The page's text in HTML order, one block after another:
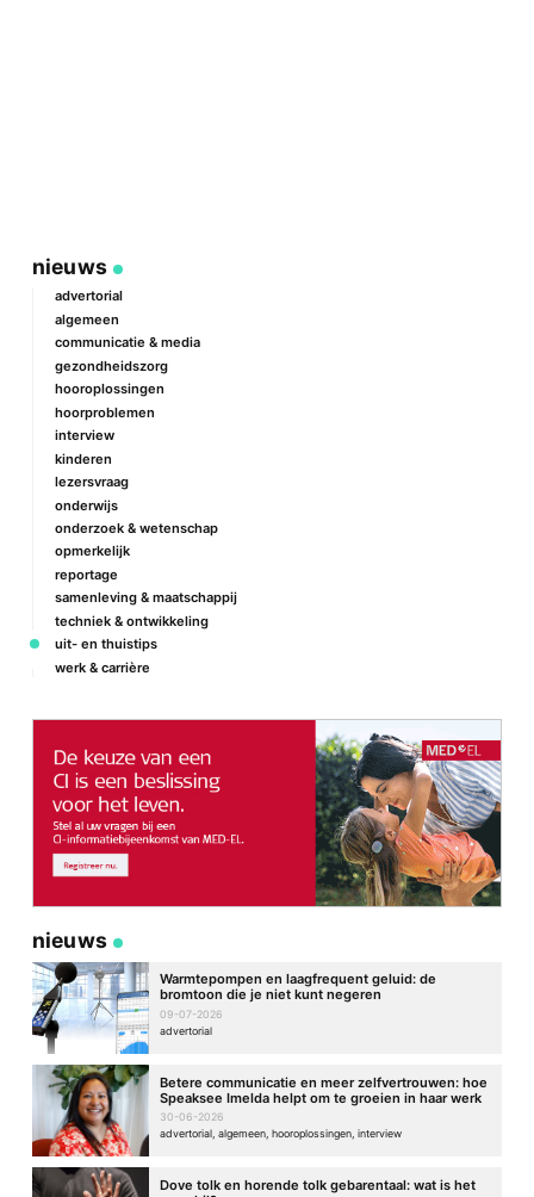
nieuws
advertorial
algemeen
communicatie & media
gezondheidszorg
hooroplossingen
hoorproblemen
interview
kinderen
lezersvraag
onderwijs
onderzoek & wetenschap
opmerkelijk
reportage
samenleving & maatschappij
techniek & ontwikkeling
uit- en thuistips
werk & carrière
nieuws
Warmtepompen en laagfrequent geluid: de
bromtoon die je niet kunt negeren
09-07-2026
advertorial
Betere communicatie en meer zelfvertrouwen: hoe
Speaksee Imelda helpt om te groeien in haar werk
30-06-2026
advertorial, algemeen, hooroplossingen, interview
Dove tolk en horende tolk gebarentaal: wat is het